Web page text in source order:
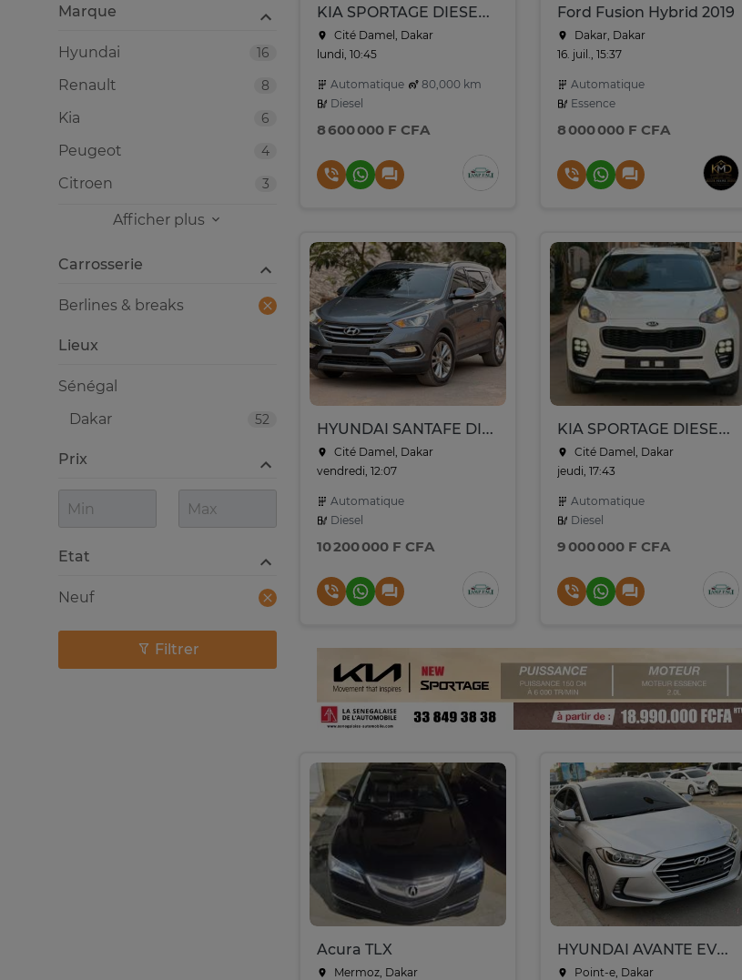
KIA SPORTAGE DIESEL 2017
Cité Damel, Dakar
lundi, 10:45
Automatique
80,000 km
Diesel
8 600 000 F CFA
Ford Fusion Hybrid 2019
Dakar, Dakar
16. juil., 15:37
Automatique
Essence
8 000 000 F CFA
HYUNDAI SANTAFE DIESEL 2.0L 2017
Cité Damel, Dakar
vendredi, 12:07
Automatique
Diesel
10 200 000 F CFA
KIA SPORTAGE DIESEL 2017
Cité Damel, Dakar
jeudi, 17:43
Automatique
Diesel
9 000 000 F CFA
Acura TLX
Mermoz, Dakar
HYUNDAI AVANTE EVGT 2016
Point-e, Dakar
Lieux
Sénégal
52
Dakar
Prix
Etat
Neuf
Marque
16
Hyundai
8
Renault
6
Kia
4
Peugeot
3
Citroen
Afficher plus
Carrosserie
Berlines & breaks
Filtrer